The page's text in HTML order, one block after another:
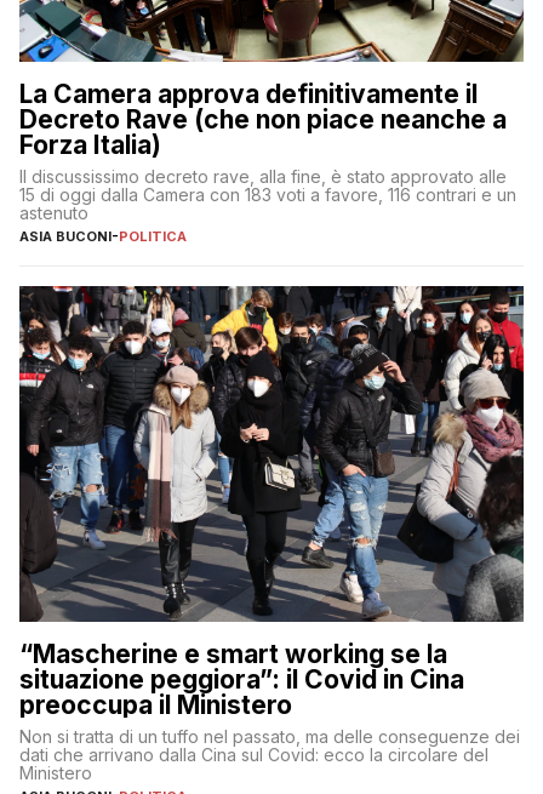
La Camera approva definitivamente il
Decreto Rave (che non piace neanche a
Forza Italia)
Il discussissimo decreto rave, alla fine, è stato approvato alle
15 di oggi dalla Camera con 183 voti a favore, 116 contrari e un
astenuto
ASIA BUCONI-POLITICA
“Mascherine e smart working se la
situazione peggiora”: il Covid in Cina
preoccupa il Ministero
Non si tratta di un tuffo nel passato, ma delle conseguenze dei
dati che arrivano dalla Cina sul Covid: ecco la circolare del
Ministero